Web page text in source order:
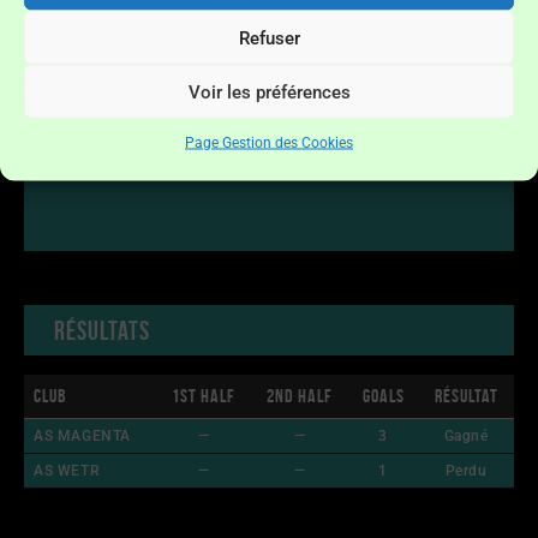
Refuser
Voir les préférences
Page Gestion des Cookies
Résultats
Club 1st Half 2nd Half Goals Résultat
AS MAGENTA — — 3 Gagné
AS WETR — — 1 Perdu